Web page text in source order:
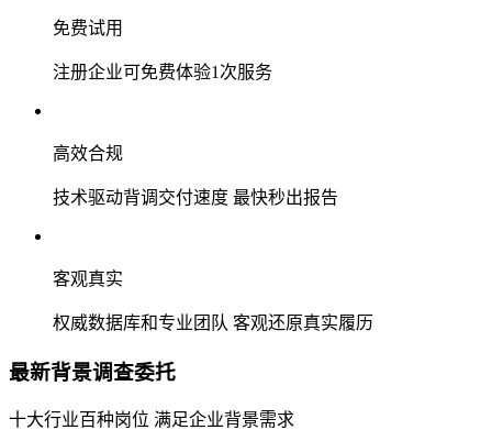
免费试用
注册企业可免费体验1次服务
高效合规
技术驱动背调交付速度 最快秒出报告
客观真实
权威数据库和专业团队 客观还原真实履历
最新背景调查委托
十大行业百种岗位 满足企业背景需求